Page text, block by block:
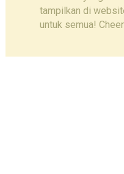
tampilkan di
untuk semua!